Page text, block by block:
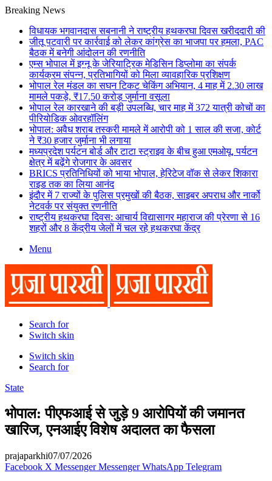
Breaking News
विधायक भगवानदास सबनानी ने राष्ट्रीय हथकरघा दिवस खरीददारी की
जीतू पटवारी पर कार्रवाई को लेकर कांग्रेस का भाजपा पर हमला, PAC
बैठक में बनेगी आंदोलन की रणनीति
एम्स भोपाल में इग्नू के जेरियाट्रिक मेडिसिन डिप्लोमा का संपर्क
कार्यक्रम संपन्न, प्रतिभागियों को मिला व्यावहारिक प्रशिक्षण
भोपाल रेल मंडल का सघन टिकट चेकिंग अभियान, 4 माह में 2.30 लाख
मामले पकड़े, ₹17.50 करोड़ जुर्माना वसूला
भोपाल रेल कारखाने की बड़ी उपलब्धि, चार माह में 372 यात्री कोचों का
पीरियोडिक ओवरहॉलिंग
भोपाल: अवैध शराब तस्करी मामले में आरोपी को 1 साल की सजा, कोर्ट
ने ₹30 हजार जुर्माना भी लगाया
मध्यप्रदेश पर्यटन बोर्ड और टाटा स्ट्राइव के बीच हुआ एमओयू, पर्यटन
क्षेत्र में बढ़ेंगे रोजगार के अवसर
BRICS प्रतिनिधियों को भाया भोपाल, हेरिटेज वॉक से लेकर शिकारा
राइड तक का लिया आनंद
इंदौर में 7 राज्यों के पुलिस प्रमुखों की बैठक, साइबर अपराध और नार्को
नेटवर्क पर संयुक्त रणनीति
राष्ट्रीय हथकरघा दिवस: आचार्य विद्यासागर महाराज की प्रेरणा से 16
शहरों और 8 केंद्रीय जेलों में चल रहे हथकरघा केंद्र
Menu
Search for
Switch skin
Switch skin
Search for
State
भोपाल: पीएफआई से जुड़े 9 आरोपियों की जमानत
खारिज, एनआईए विशेष अदालत का फैसला
prajaparkhi07/07/2026
Facebook X Messenger Messenger WhatsApp Telegram